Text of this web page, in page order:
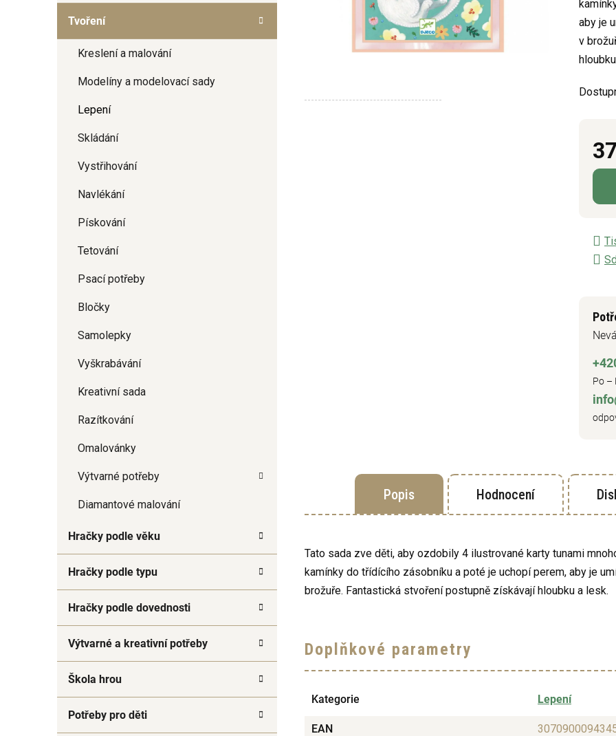
Tvoření
Kreslení a malování
Modelíny a modelovací sady
Lepení
Skládání
Vystřihování
Navlékání
Pískování
Tetování
Psací potřeby
Bločky
Samolepky
Vyškrabávání
Kreativní sada
Razítkování
Omalovánky
Výtvarné potřeby
Diamantové malování
Hračky podle věku
Hračky podle typu
Hračky podle dovednosti
Výtvarné a kreativní potřeby
Škola hrou
Potřeby pro děti
z
5
aby je
v
Po –
Popis Hodnocení
Tato sada zve děti, aby ozdobily 4 ilustrované karty tunami
kamínky do třídícího zásobníku a poté je uchopí perem, aby je
brožuře. Fantastická stvoření postupně získávají hloubku a lesk.
Doplňkové parametry
Kategorie Lepení
EAN